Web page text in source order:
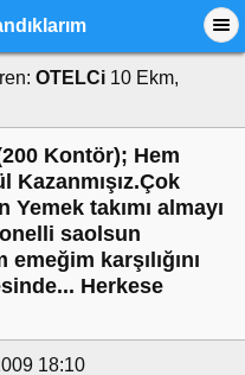
OTELCi 10 Ekm,
Kontör); Hem
takımı almayı
saolsun
karşılığını
Herkese
18:10